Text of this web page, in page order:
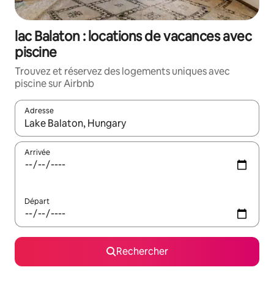
lac Balaton : locations de vacances avec
piscine
Trouvez et réservez des logements uniques avec
piscine sur Airbnb
Adresse
Lorsque les résultats s'affichent, utilisez les flèches vers le
Arrivée
Départ
Rechercher